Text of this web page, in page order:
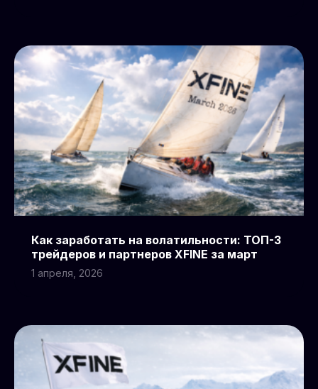
Как заработать на волатильности: ТОП-3
трейдеров и партнеров XFINE за март
1 апреля, 2026